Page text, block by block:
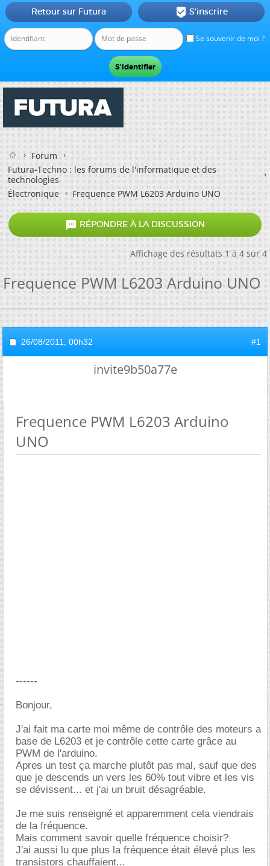
Se souvenir de moi ?
Retour sur Futura  S'inscrire
Forum
Futura-Techno : les forums de l'informatique et des
technologies
Électronique
Frequence PWM L6203 Arduino UNO
 RÉPONDRE À LA DISCUSSION
Affichage des résultats 1 à 4 sur 4
Frequence PWM L6203 Arduino UNO
26/08/2011, 00h32 #1
invite9b50a77e
Frequence PWM L6203 Arduino
UNO
------
Bonjour,
J'ai fait ma carte moi même de contrôle des moteurs a
base de L6203 et je contrôle cette carte grâce au
PWM de l'arduino.
Apres un test ça marche plutôt pas mal, sauf que des
que je descends un vers les 60% tout vibre et les vis
se dévissent... et j'ai un bruit désagréable.
Je me suis renseigné et apparemment cela viendrais
de la fréquence.
Mais comment savoir quelle fréquence choisir?
J'ai aussi lu que plus la fréquence était élevé plus les
transistors chauffaient...